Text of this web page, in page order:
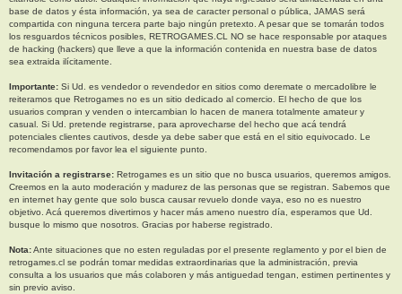
base de datos y ésta información, ya sea de caracter personal o pública, JAMAS será
compartida con ninguna tercera parte bajo ningún pretexto. A pesar que se tomarán todos
los resguardos técnicos posibles, RETROGAMES.CL NO se hace responsable por ataques
de hacking (hackers) que lleve a que la información contenida en nuestra base de datos
sea extraida ilícitamente.
Importante: Si Ud. es vendedor o revendedor en sitios como deremate o mercadolibre le
reiteramos que Retrogames no es un sitio dedicado al comercio. El hecho de que los
usuarios compran y venden o intercambian lo hacen de manera totalmente amateur y
casual. Si Ud. pretende registrarse, para aprovecharse del hecho que acá tendrá
potenciales clientes cautivos, desde ya debe saber que está en el sitio equivocado. Le
recomendamos por favor lea el siguiente punto.
Invitación a registrarse: Retrogames es un sitio que no busca usuarios, queremos amigos.
Creemos en la auto moderación y madurez de las personas que se registran. Sabemos que
en internet hay gente que solo busca causar revuelo donde vaya, eso no es nuestro
objetivo. Acá queremos divertirnos y hacer más ameno nuestro día, esperamos que Ud.
busque lo mismo que nosotros. Gracias por haberse registrado.
Nota:Ante situaciones que no esten reguladas por el presente reglamento y por el bien de
retrogames.cl se podrán tomar medidas extraordinarias que la administración, previa
consulta a los usuarios que más colaboren y más antiguedad tengan, estimen pertinentes y
sin previo aviso.